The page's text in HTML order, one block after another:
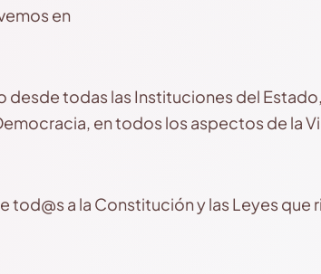
en
desde todas las Instituciones del
en todos los aspectos de la
tod@s a la Constitución y las Leyes que